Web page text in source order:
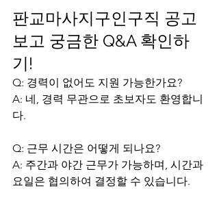
판교마사지구인구직 공고
보고 궁금한 Q&A 확인하
기!
Q: 경력이 없어도 지원 가능한가요?
A: 네, 경력 무관으로 초보자도 환영합니
다.
Q: 근무 시간은 어떻게 되나요?
A: 주간과 야간 근무가 가능하며, 시간과
요일은 협의하여 결정할 수 있습니다.